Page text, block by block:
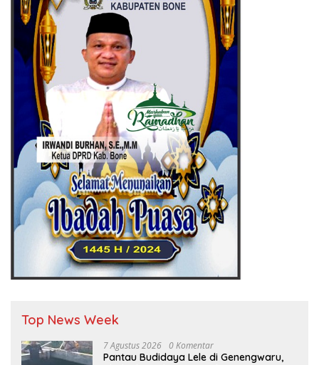
Top News Week
7 Agustus 2026 0 Komentar
Pantau Budidaya Lele di Genengwaru,